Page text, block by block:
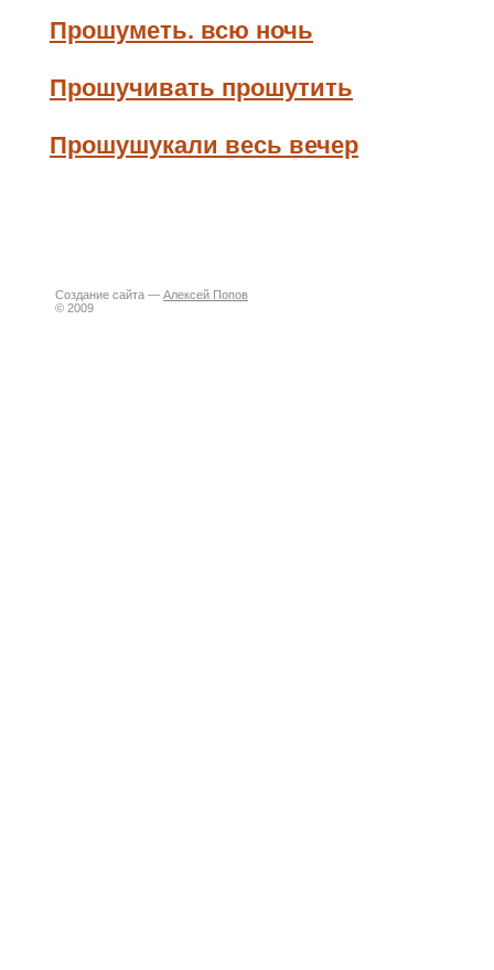
Прошуметь. всю ночь
Прошучивать прошутить
Прошушукали весь вечер
Создание сайта — Алексей Попов
© 2009